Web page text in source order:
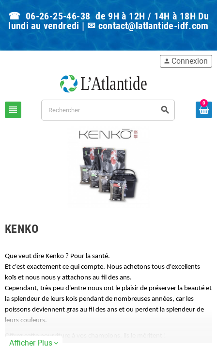
☎ 06-26-25-46-38 de 9H à 12H / 14H à 18H Du
lundi au vendredi | ✉ contact@latlantide-idf.com
view_headline search
person Connexion
0
KENKO
Que veut dire Kenko ? Pour la santé.
Et c'est exactement ce qui compte. Nous achetons tous d'excellents
koïs et nous nous y attachons au fil des ans.
Cependant, très peu d'entre nous ont le plaisir de préserver la beauté et
la splendeur de leurs kois pendant de nombreuses années, car les
poissons deviennent gras au fil des ans et ou perdent la splendeur de
leurs couleurs.
Offrez cette nourriture à vos champions, ils le méritent !
Afficher Plus expand_more